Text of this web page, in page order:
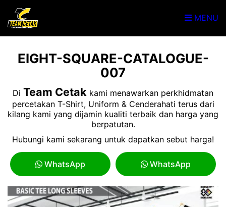
MENU
EIGHT-SQUARE-CATALOGUE-
007
Di Team Cetak kami menawarkan perkhidmatan
percetakan T-Shirt, Uniform & Cenderahati terus dari
kilang kami yang dijamin kualiti terbaik dan harga yang
berpatutan.
Hubungi kami sekarang untuk dapatkan sebut harga!
WhatsApp WhatsApp